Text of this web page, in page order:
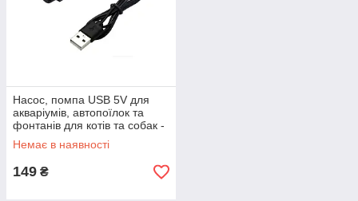
Насос, помпа USB 5V для
акваріумів, автопоїлок та
фонтанів для котів та собак -
чорний
Немає в наявності
149 ₴